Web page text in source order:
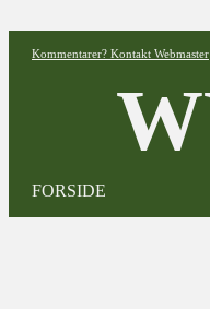
Kommentarer? Kontakt Webmaster
FORSIDE